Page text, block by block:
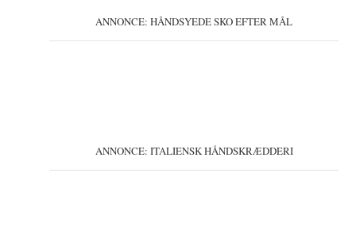
ANNONCE: HÅNDSYEDE SKO EFTER MÅL
ANNONCE: ITALIENSK HÅNDSKRÆDDERI